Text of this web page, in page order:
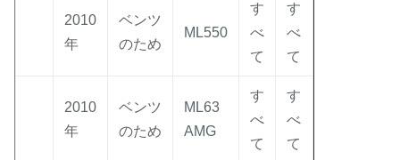
2010
年
ベンツ
のため
ML550
す
べ
て
す
べ
て
2010
年
ベンツ
のため
ML63
AMG
す
べ
て
す
べ
て